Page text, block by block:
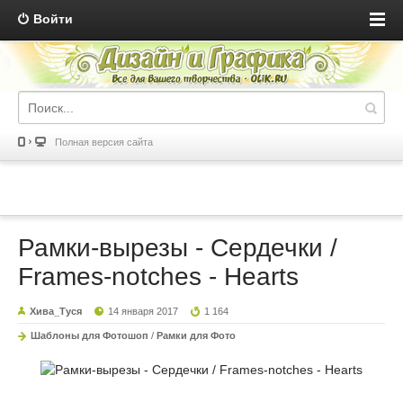
Войти
Полная версия сайта
Рамки-вырезы - Сердечки /
Frames-notches - Hearts
Хива_Туся 14 января 2017 1 164
Шаблоны для Фотошоп / Рамки для Фото